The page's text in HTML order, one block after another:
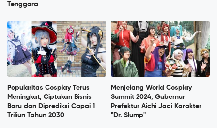
Tenggara
Popularitas Cosplay Terus
Meningkat, Ciptakan Bisnis
Baru dan Diprediksi Capai 1
Triliun Tahun 2030
Menjelang World Cosplay
Summit 2024, Gubernur
Prefektur Aichi Jadi Karakter
"Dr. Slump"